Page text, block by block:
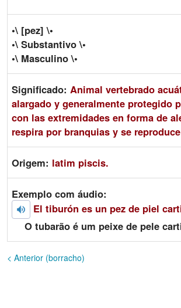
•\ [pez] \•
•\ Substantivo \•
•\ Masculino \•
Significado: Animal vertebrado
alargado y generalmente protegido
con las extremidades en forma de
respira por branquias y se
Origem: latim piscis.
Exemplo com áudio:
El tiburón es un pez de piel
O tubarão é um peixe de pele
< Anterior (borracho)